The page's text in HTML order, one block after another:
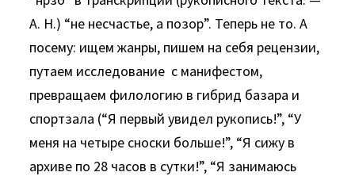
А. Н.) “не несчастье, а позор”. Теперь не то. А
посему: ищем жанры, пишем на себя рецензии,
путаем исследование с манифестом,
превращаем филологию в гибрид базара и
спортзала (“Я первый увидел рукопись!”, “У
меня на четыре сноски больше!”, “Я сижу в
архиве по 28 часов в сутки!”, “Я занимаюсь